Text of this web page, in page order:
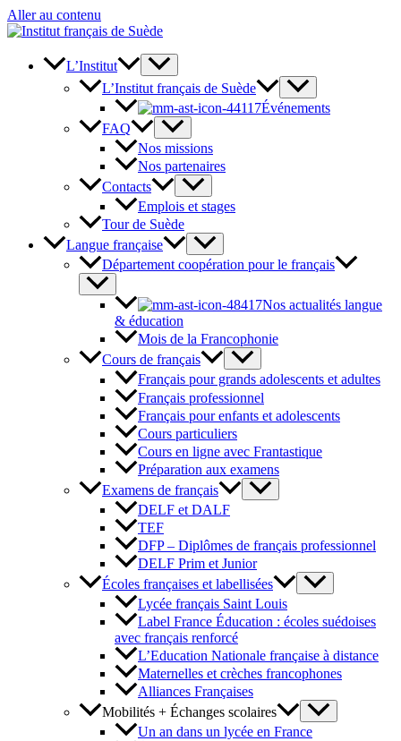
Aller au contenu
L’Institut
L’Institut français de Suède
Événements
FAQ
Nos missions
Nos partenaires
Contacts
Emplois et stages
Tour de Suède
Langue française
Département coopération pour le français
Nos actualités langue
& éducation
Mois de la Francophonie
Cours de français
Français pour grands adolescents et adultes
Français professionnel
Français pour enfants et adolescents
Cours particuliers
Cours en ligne avec Frantastique
Préparation aux examens
Examens de français
DELF et DALF
TEF
DFP – Diplômes de français professionnel
DELF Prim et Junior
Écoles françaises et labellisées
Lycée français Saint Louis
Label France Éducation : écoles suédoises
avec français renforcé
L’Education Nationale française à distance
Maternelles et crèches francophones
Alliances Françaises
Mobilités + Échanges scolaires
Un an dans un lycée en France